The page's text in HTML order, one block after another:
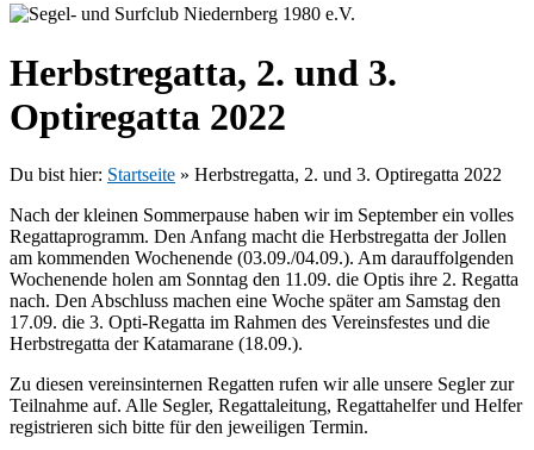
Herbstregatta, 2. und 3.
Optiregatta 2022
Du bist hier: Startseite » Herbstregatta, 2. und 3. Optiregatta 2022
Nach der kleinen Sommerpause haben wir im September ein volles
Regattaprogramm. Den Anfang macht die Herbstregatta der Jollen
am kommenden Wochenende (03.09./04.09.). Am darauffolgenden
Wochenende holen am Sonntag den 11.09. die Optis ihre 2. Regatta
nach. Den Abschluss machen eine Woche später am Samstag den
17.09. die 3. Opti-Regatta im Rahmen des Vereinsfestes und die
Herbstregatta der Katamarane (18.09.).
Zu diesen vereinsinternen Regatten rufen wir alle unsere Segler zur
Teilnahme auf. Alle Segler, Regattaleitung, Regattahelfer und Helfer
registrieren sich bitte für den jeweiligen Termin.